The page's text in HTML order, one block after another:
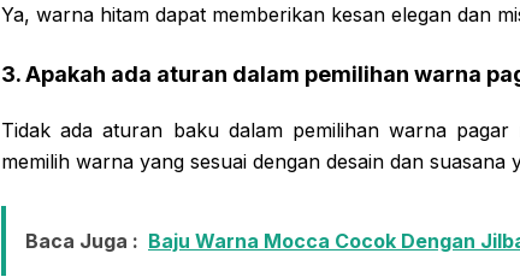
Ya, warna hitam dapat memberikan kesan elegan dan
3. Apakah ada aturan dalam pemilihan warna
Tidak ada aturan baku dalam pemilihan warna pagar
memilih warna yang sesuai dengan desain dan
Baca Juga : Baju Warna Mocca Cocok Dengan